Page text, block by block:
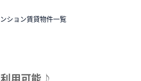
ション賃貸物件一覧
用可能♪